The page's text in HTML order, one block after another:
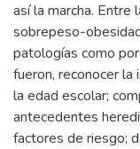
así la marcha. Entre
sobrepeso-
patologías como
fueron, reconocer la
la edad escolar;
antecedentes
factores de riesgo;